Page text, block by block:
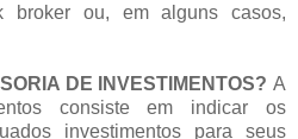
broker ou, em alguns casos,
DE INVESTIMENTOS? A
consiste em indicar os
investimentos para seus